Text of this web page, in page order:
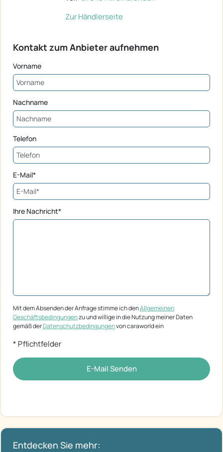
Zur Händlerseite
Kontakt zum Anbieter aufnehmen
Vorname
Nachname
Telefon
E-Mail*
Ihre Nachricht*
Mit dem Absenden der Anfrage stimme ich denAllgemeinen
Geschäftsbedingungenzu und willige in die Nutzung meiner Daten
gemäß derDatenschutzbedingungenvon caraworld ein
* Pflichtfelder
E-Mail Senden
Entdecken Sie mehr: